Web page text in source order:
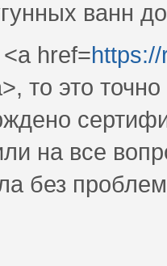
ванн
href=
то это
на все
без